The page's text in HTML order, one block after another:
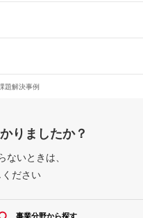
題解決事例
りましたか？
いときは、
ださい
事業分野から探す